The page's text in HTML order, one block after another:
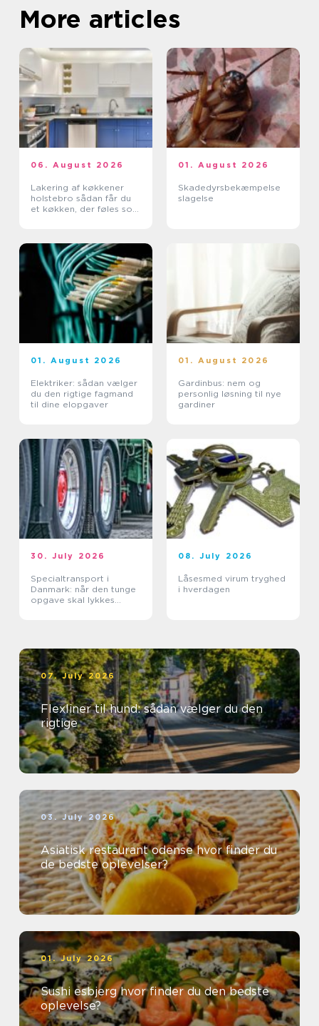
More articles
06. August 2026
Lakering af køkkener
holstebro sådan får du
et køkken, der føles som
01. August 2026
Skadedyrsbekæmpelse
slagelse
01. August 2026
Elektriker: sådan vælger
du den rigtige fagmand
til dine elopgaver
01. August 2026
Gardinbus: nem og
personlig løsning til nye
gardiner
30. July 2026
Specialtransport i
Danmark: når den tunge
opgave skal lykkes
08. July 2026
Låsesmed virum tryghed
i hverdagen
07. July 2026
Flexliner til hund: sådan vælger du den
rigtige
03. July 2026
Asiatisk restaurant odense hvor finder du
de bedste oplevelser?
01. July 2026
Sushi esbjerg hvor finder du den bedste
oplevelse?